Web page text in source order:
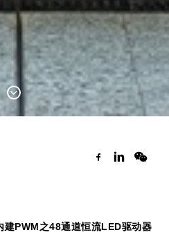
PWM之48通道恒流LED驱动器